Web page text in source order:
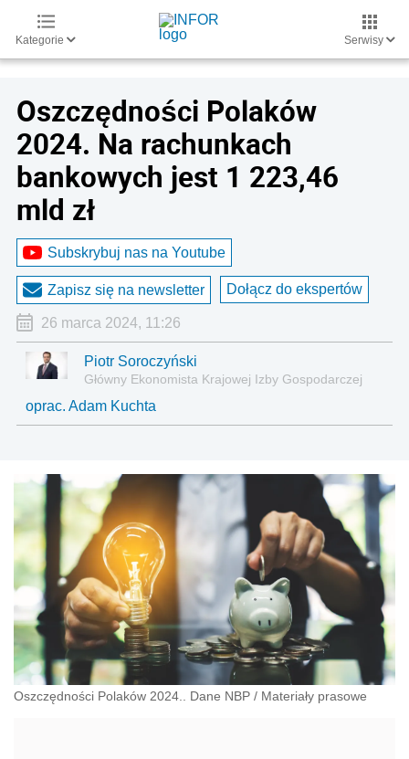
Kategorie Serwisy
Oszczędności Polaków
2024. Na rachunkach
bankowych jest 1 223,46
mld zł
Subskrybuj nas na Youtube
Zapisz się na newsletter Dołącz do ekspertów
26 marca 2024, 11:26
Piotr Soroczyński
Główny Ekonomista Krajowej Izby Gospodarczej
oprac. Adam Kuchta
Oszczędności Polaków 2024.. Dane NBP / Materiały prasowe